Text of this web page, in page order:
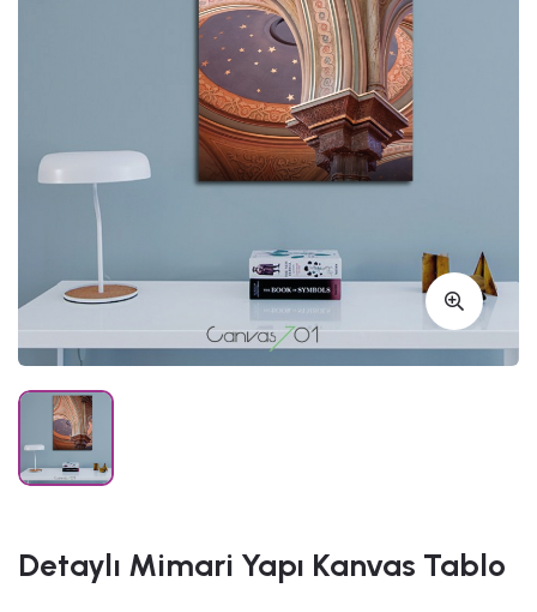
Detaylı Mimari Yapı Kanvas Tablo